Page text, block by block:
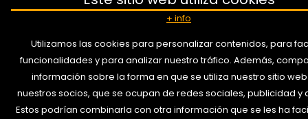
+ info
Utilizamos las cookies para personalizar contenidos, para
funcionalidades y para analizar nuestro tráfico. Además,
información sobre la forma en que se utiliza nuestro sitio
nuestros socios, que se ocupan de redes sociales, publicidad y
Estos podrían combinarla con otra información que se les ha